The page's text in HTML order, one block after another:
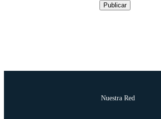
Publicar
Nuestra Red